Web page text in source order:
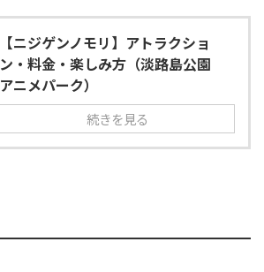
【ニジゲンノモリ】アトラクショ
ン・料金・楽しみ方（淡路島公園
アニメパーク）
続きを見る